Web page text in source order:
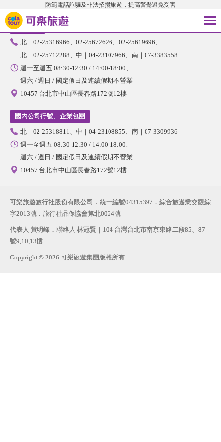
防範電話詐騙及非法招攬旅遊，提高警覺避免受害
國內旅遊
北｜02-25316966 02-25672626
02-25619696
北｜02-25712288
中｜04-23107966
南｜07-3383558
週一至週五 08:30-12:30 / 14:00-18:00
週六 / 週日 / 國定假日及連續假期不營業
10457 台北市中山區長春路172號12樓
國內公司行號、企業包團
北｜02-25318811 中｜04-23108855
南｜07-3309936
週一至週五 08:30-12:30 / 14:00-18:00
週六 / 週日 / 國定假日及連續假期不營業
10457 台北市中山區長春路172號12樓
可樂旅遊旅行社股份有限公司．統一編號04315397．綜合旅遊業交觀綜
字2013號．旅行社品保協會第北0024號
代表人 黃明峰．聯絡人 林冠賢｜104 台灣台北市南京東路二段85、87
號9,10,13樓
Copyright © 2026 可樂旅遊集團版權所有